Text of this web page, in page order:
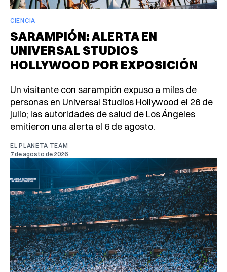
CIENCIA
SARAMPIÓN: ALERTA EN
UNIVERSAL STUDIOS
HOLLYWOOD POR EXPOSICIÓN
Un visitante con sarampión expuso a miles de
personas en Universal Studios Hollywood el 26 de
julio; las autoridades de salud de Los Ángeles
emitieron una alerta el 6 de agosto.
EL PLANETA TEAM
7 de agosto de 2026